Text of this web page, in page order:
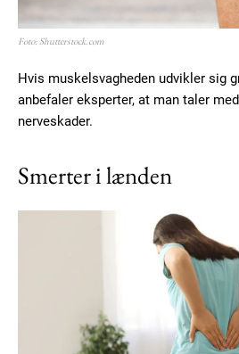
Foto: Shutterstock.com
Hvis muskelsvagheden udvikler sig
anbefaler eksperter, at man taler
nerveskader.
Smerter i lænden